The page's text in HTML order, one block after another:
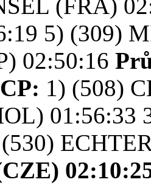
(FRA)
5) (309)
02:50:16
1) (508)
01:56:33